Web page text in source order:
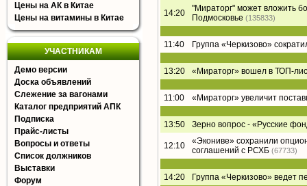
Цены на АК в Китае
Цены на витамины в Китае
УЧАСТНИКАМ
Демо версии
Доска объявлений
Слежение за вагонами
Каталог предприятий АПК
Подписка
Прайс-листы
Вопросы и ответы
Список должников
Выставки
Форум
14:20
"Мираторг" может вложить
Подмосковье (135833)
11:40 Группа «Черкизово»
13:20 «Мираторг» вошел в ТОП-
11:00 «Мираторг» увеличит
13:50 Зерно вопрос - «Русские
12:10
«Экониве» сохранили
соглашений с РСХБ (67733)
14:20 Группа «Черкизово» ведет